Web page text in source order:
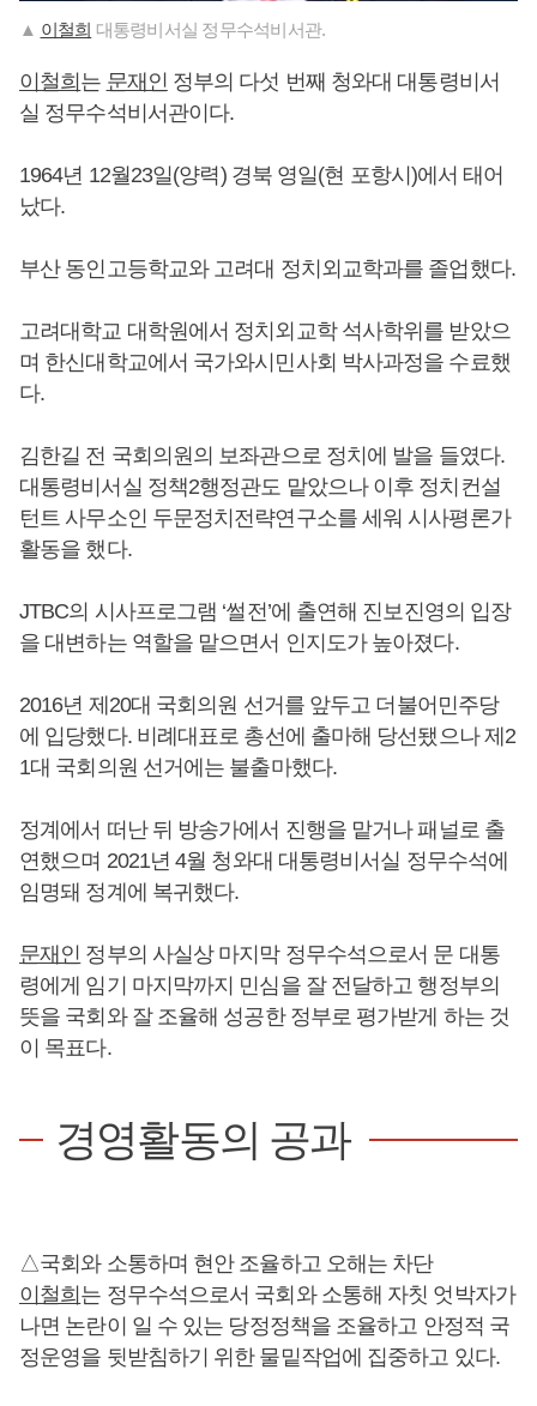
▲ 이철희 대통령비서실 정무수석비서관.
이철희 는 문재인 정부의 다섯 번째 청와대 대통령비서
실 정무수석비서관이다.
1964년 12월23일(양력) 경북 영일(현 포항시)에서 태어
났다.
부산 동인고등학교와 고려대 정치외교학과를 졸업했다.
고려대학교 대학원에서 정치외교학 석사학위를 받았으
며 한신대학교에서 국가와시민사회 박사과정을 수료했
다.
김한길 전 국회의원의 보좌관으로 정치에 발을 들였다.
대통령비서실 정책2행정관도 맡았으나 이후 정치컨설
턴트 사무소인 두문정치전략연구소를 세워 시사평론가
활동을 했다.
JTBC의 시사프로그램 ‘썰전’에 출연해 진보진영의 입장
을 대변하는 역할을 맡으면서 인지도가 높아졌다.
2016년 제20대 국회의원 선거를 앞두고 더불어민주당
에 입당했다. 비례대표로 총선에 출마해 당선됐으나 제2
1대 국회의원 선거에는 불출마했다.
정계에서 떠난 뒤 방송가에서 진행을 맡거나 패널로 출
연했으며 2021년 4월 청와대 대통령비서실 정무수석에
임명돼 정계에 복귀했다.
문재인 정부의 사실상 마지막 정무수석으로서 문 대통
령에게 임기 마지막까지 민심을 잘 전달하고 행정부의
뜻을 국회와 잘 조율해 성공한 정부로 평가받게 하는 것
이 목표다.
경영활동의 공과
△국회와 소통하며 현안 조율하고 오해는 차단
이철희 는 정무수석으로서 국회와 소통해 자칫 엇박자가
나면 논란이 일 수 있는 당정정책을 조율하고 안정적 국
정운영을 뒷받침하기 위한 물밑작업에 집중하고 있다.